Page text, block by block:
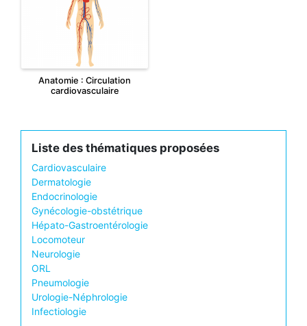
Anatomie : Circulation
cardiovasculaire
Liste des thématiques proposées
Cardiovasculaire
Dermatologie
Endocrinologie
Gynécologie-obstétrique
Hépato-Gastroentérologie
Locomoteur
Neurologie
ORL
Pneumologie
Urologie-Néphrologie
Infectiologie